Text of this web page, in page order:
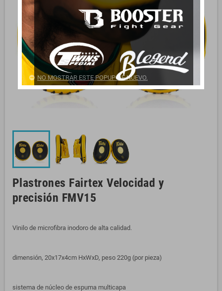
Plastrones Fairtex Velocidad y
precisión FMV15
Vinilo de microfibra inodoro de alta calidad.
dimensión, 20x17x4cm HxWxD, peso 220g (por pieza)
sistema de núcleo de espuma multicapa
NO MOSTRAR ESTE POPUP DE NUEVO.